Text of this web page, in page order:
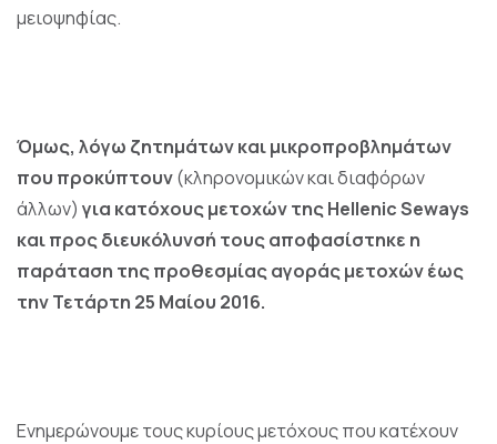
μειοψηφίας.
Όμως, λόγω ζητημάτων και μικροπροβλημάτων
που προκύπτουν(κληρονομικών και διαφόρων
άλλων) για κατόχους μετοχών τηςHellenicSeways
και προς διευκόλυνσή τους αποφασίστηκε η
παράταση της προθεσμίας αγοράς μετοχών έως
την Τετάρτη 25 Μαίου 2016.
Ενημερώνουμε τους κυρίους μετόχους που κατέχουν